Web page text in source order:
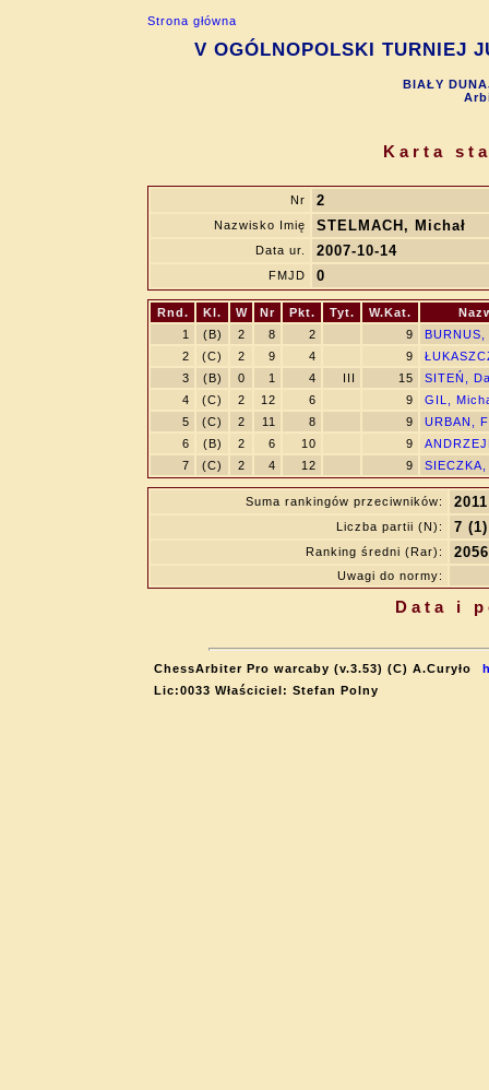
Strona główna
V OGÓLNOPOLSKI TURNIEJ
BIAŁY
Karta
Nr 2
Nazwisko Imię STELMACH, Michał
Data ur. 2007-10-14
FMJD 0
Rnd. Kl. W Nr Pkt. Tyt. W.Kat.
1
(B) 2 8 2 9
BURNUS,
2
(C) 2 9 4 9
3
(B) 0 1 4 III 15
SITEŃ,
4
(C) 2 12 6 9
GIL,
5
(C) 2 11 8 9
URBAN,
6
(B) 2 6 10 9
7
(C) 2 4 12 9
Suma rankingów przeciwników: 2011
Liczba partii (N): 7 (1)
Ranking średni (Rar): 2056
Uwagi do normy:
Data i
ChessArbiter Pro warcaby (v.3.53) (C) A.Curyło
Lic:0033 Właściciel: Stefan Polny